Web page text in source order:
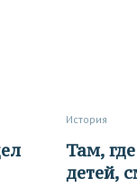
История
Там, где молились, рожали
детей,